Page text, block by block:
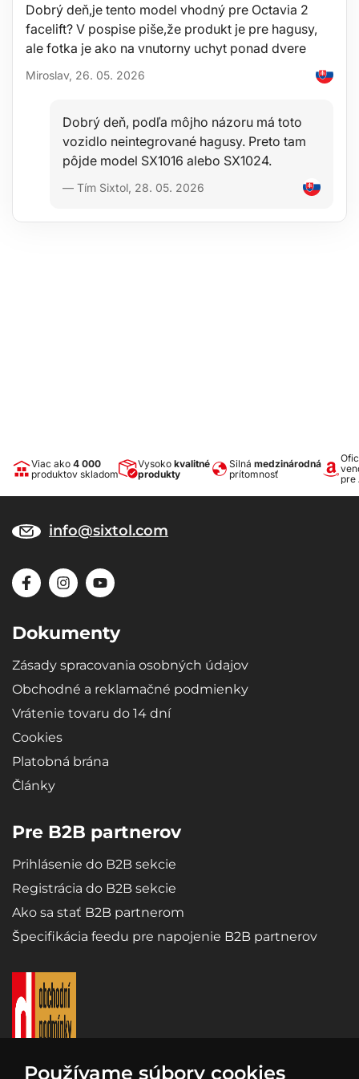
Priemer koliesok: 4"
Hmotnosť: 29 kg
Dobrý deň,je tento model vhodný pre Octavia 2
facelift? V pospise piše,že produkt je pre hagusy,
ale fotka je ako na vnutorny uchyt ponad dvere
Miroslav, 26. 05. 2026
Dobrý deň, podľa môjho názoru má toto
vozidlo neintegrované hagusy. Preto tam
pôjde model SX1016 alebo SX1024.
— Tím Sixtol, 28. 05. 2026
Viac ako 4 000
produktov skladom
Vysoko kvalitné
produkty
Silná medzinárodná
prítomnosť
pre
info@sixtol.com
Dokumenty
Zásady spracovania osobných údajov
Obchodné a reklamačné podmienky
Vrátenie tovaru do 14 dní
Cookies
Platobná brána
Články
Pre B2B partnerov
Prihlásenie do B2B sekcie
Registrácia do B2B sekcie
Ako sa stať B2B partnerom
Špecifikácia feedu pre napojenie B2B partnerov
Používame súbory cookies